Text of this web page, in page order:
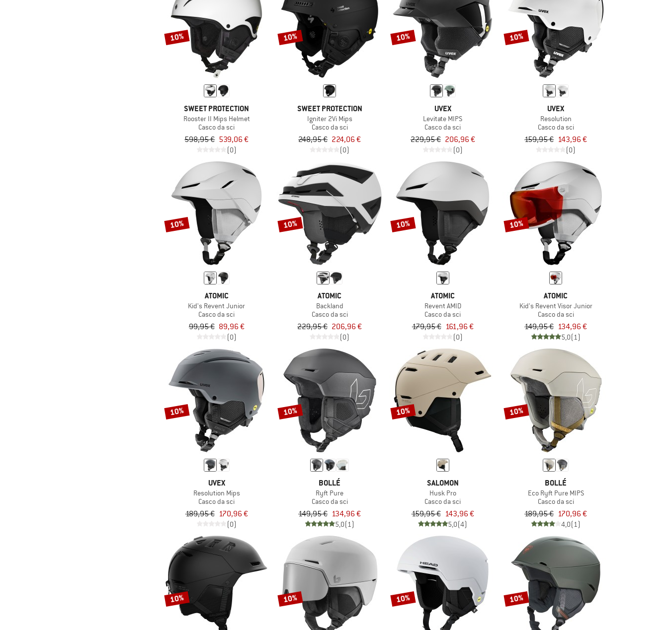
10%
SWEET PROTECTION
Rooster II Mips Helmet
Casco da sci
598,95 € 539,06 €
(0)
10%
SWEET PROTECTION
Igniter 2Vi Mips
Casco da sci
248,95 € 224,06 €
(0)
10%
UVEX
Levitate MIPS
Casco da sci
229,95 € 206,96 €
(0)
10%
UVEX
Resolution
Casco da sci
159,95 € 143,96 €
(0)
10%
ATOMIC
Kid's Revent Junior
Casco da sci
99,95 € 89,96 €
(0)
10%
ATOMIC
Backland
Casco da sci
229,95 € 206,96 €
(0)
10%
ATOMIC
Revent AMID
Casco da sci
179,95 € 161,96 €
(0)
10%
ATOMIC
Kid's Revent Visor Junior
Casco da sci
149,95 € 134,96 €
5,0(1)
10%
UVEX
Resolution Mips
Casco da sci
189,95 € 170,96 €
(0)
10%
BOLLÉ
Ryft Pure
Casco da sci
149,95 € 134,96 €
5,0(1)
10%
SALOMON
Husk Pro
Casco da sci
159,95 € 143,96 €
5,0(4)
10%
BOLLÉ
Eco Ryft Pure MIPS
Casco da sci
189,95 € 170,96 €
4,0(1)
10% 10% 10% 10%